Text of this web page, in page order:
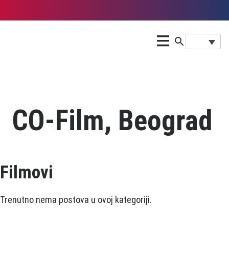
CO-Film, Beograd
Filmovi
Trenutno nema postova u ovoj kategoriji.